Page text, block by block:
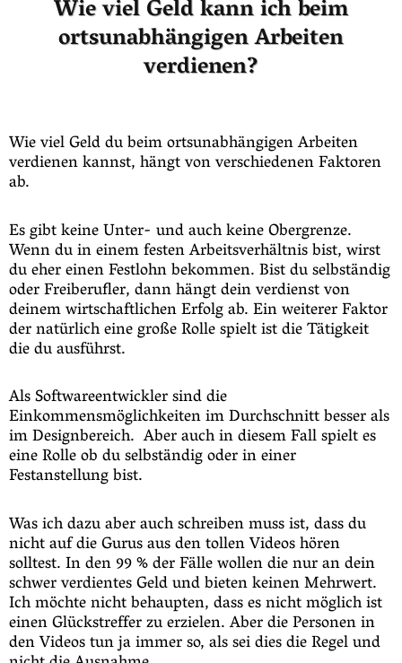
Wie viel Geld kann ich beim
ortsunabhängigen Arbeiten
verdienen?
Wie viel Geld du beim ortsunabhängigen Arbeiten
verdienen kannst, hängt von verschiedenen Faktoren
ab.
Es gibt keine Unter- und auch keine Obergrenze.
Wenn du in einem festen Arbeitsverhältnis bist, wirst
du eher einen Festlohn bekommen. Bist du selbständig
oder Freiberufler, dann hängt dein verdienst von
deinem wirtschaftlichen Erfolg ab. Ein weiterer Faktor
der natürlich eine große Rolle spielt ist die Tätigkeit
die du ausführst.
Als Softwareentwickler sind die
Einkommensmöglichkeiten im Durchschnitt besser als
im Designbereich. Aber auch in diesem Fall spielt es
eine Rolle ob du selbständig oder in einer
Festanstellung bist.
Was ich dazu aber auch schreiben muss ist, dass du
nicht auf die Gurus aus den tollen Videos hören
solltest. In den 99 % der Fälle wollen die nur an dein
schwer verdientes Geld und bieten keinen Mehrwert.
Ich möchte nicht behaupten, dass es nicht möglich ist
einen Glückstreffer zu erzielen. Aber die Personen in
den Videos tun ja immer so, als sei dies die Regel und